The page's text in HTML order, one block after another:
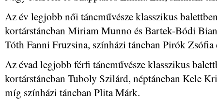
Az év legjobb női táncművésze klasszikus
kortárstáncban Miriam Munno és Bartek-Bódi
Tóth Fanni Fruzsina, színházi táncban Pirók Zsófia
Az évad legjobb férfi táncművésze klasszikus
kortárstáncban Tuboly Szilárd, néptáncban Kele
míg színházi táncban Plita Márk.